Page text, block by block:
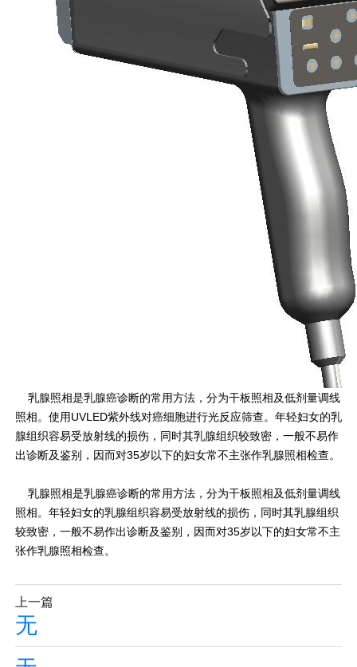
乳腺照相是乳腺癌诊断的常用方法，分为干板照相及低剂量调线
照相。使用UVLED紫外线对癌细胞进行光反应筛查。年轻妇女的乳
腺组织容易受放射线的损伤，同时其乳腺组织较致密，一般不易作
出诊断及鉴别，因而对35岁以下的妇女常不主张作乳腺照相检查。
乳腺照相是乳腺癌诊断的常用方法，分为干板照相及低剂量调线
照相。年轻妇女的乳腺组织容易受放射线的损伤，同时其乳腺组织
较致密，一般不易作出诊断及鉴别，因而对35岁以下的妇女常不主
张作乳腺照相检查。
上一篇
无